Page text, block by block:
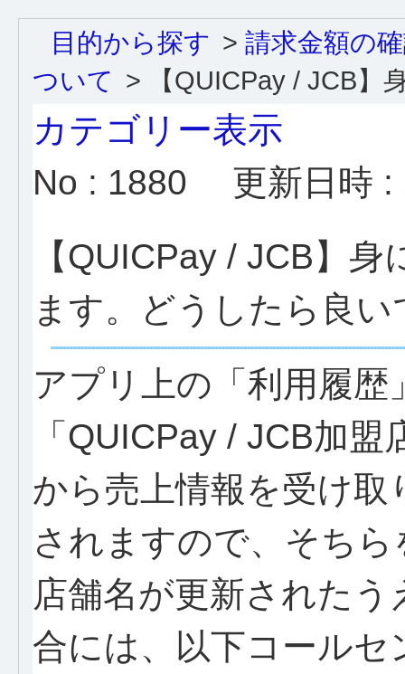
目的から探す > 請求金額の
ついて > 【QUICPay / JCB】
カテゴリー表示
No : 1880
更新日時
【QUICPay / JCB】
ます。どうしたら良い
アプリ上の「利用履
「QUICPay / JCB加
から売上情報を受け取
されますので、そち
店舗名が更新された
合には、以下コール